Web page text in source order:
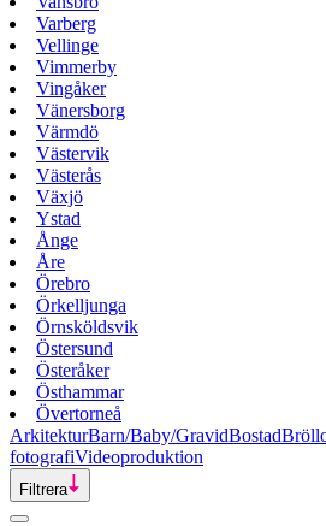
Varberg
Vellinge
Vimmerby
Vingåker
Vänersborg
Värmdö
Västervik
Västerås
Växjö
Ystad
Ånge
Åre
Örebro
Örkelljunga
Örnsköldsvik
Östersund
Österåker
Östhammar
Övertorneå
ArkitekturBarn/Baby/GravidBostad
fotografiVideoproduktion
Filtrera